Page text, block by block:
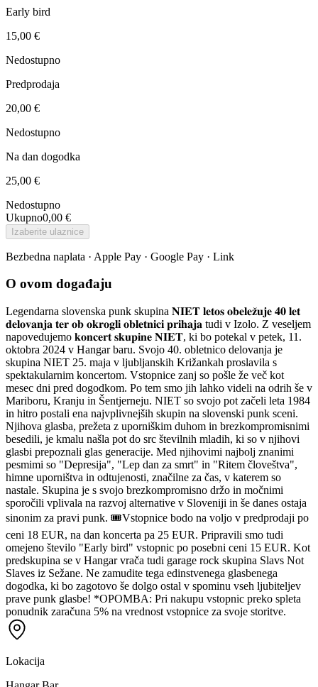
Early bird
15,00 €
Nedostupno
Predprodaja
20,00 €
Nedostupno
Na dan dogodka
25,00 €
Nedostupno
Ukupno0,00 €
Izaberite ulaznice
Bezbedna naplata · Apple Pay · Google Pay · Link
O ovom događaju
Legendarna slovenska punk skupina 𝐍𝐈𝐄𝐓 𝐥𝐞𝐭𝐨𝐬 𝐨𝐛𝐞𝐥𝐞𝐳̌𝐮𝐣𝐞 𝟒𝟎 𝐥𝐞𝐭
𝐝𝐞𝐥𝐨𝐯𝐚𝐧𝐣𝐚 𝐭𝐞𝐫 𝐨𝐛 𝐨𝐤𝐫𝐨𝐠𝐥𝐢 𝐨𝐛𝐥𝐞𝐭𝐧𝐢𝐜𝐢 𝐩𝐫𝐢𝐡𝐚𝐣𝐚 tudi v Izolo. Z veseljem
napovedujemo 𝐤𝐨𝐧𝐜𝐞𝐫𝐭 𝐬𝐤𝐮𝐩𝐢𝐧𝐞 𝐍𝐈𝐄𝐓, ki bo potekal v petek, 11.
oktobra 2024 v Hangar baru. Svojo 40. obletnico delovanja je
skupina NIET 25. maja v ljubljanskih Križankah proslavila s
spektakularnim koncertom. Vstopnice zanj so pošle že več kot
mesec dni pred dogodkom. Po tem smo jih lahko videli na odrih še v
Mariboru, Kranju in Šentjerneju. NIET so svojo pot začeli leta 1984
in hitro postali ena najvplivnejših skupin na slovenski punk sceni.
Njihova glasba, prežeta z uporniškim duhom in brezkompromisnimi
besedili, je kmalu našla pot do src številnih mladih, ki so v njihovi
glasbi prepoznali glas generacije. Med njihovimi najbolj znanimi
pesmimi so "Depresija", "Lep dan za smrt" in "Ritem človeštva",
himne uporništva in odtujenosti, značilne za čas, v katerem so
nastale. Skupina je s svojo brezkompromisno držo in močnimi
sporočili vplivala na razvoj alternative v Sloveniji in še danes ostaja
sinonim za pravi punk. 🎟Vstopnice bodo na voljo v predprodaji po
ceni 18 EUR, na dan koncerta pa 25 EUR. Pripravili smo tudi
omejeno število "Early bird" vstopnic po posebni ceni 15 EUR. Kot
predskupina se v Hangar vrača tudi garage rock skupina Slavs Not
Slaves iz Sežane. Ne zamudite tega edinstvenega glasbenega
dogodka, ki bo zagotovo še dolgo ostal v spominu vseh ljubiteljev
prave punk glasbe! *OPOMBA: Pri nakupu vstopnic preko spleta
ponudnik zaračuna 5% na vrednost vstopnice za svoje storitve.
Lokacija